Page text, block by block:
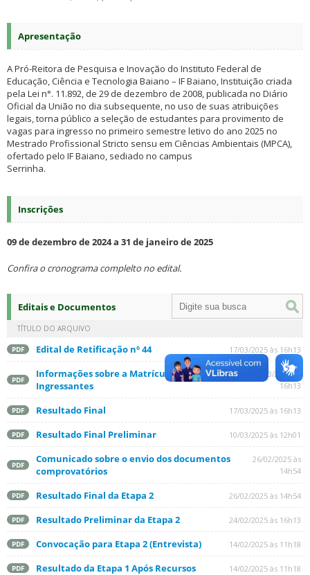
Apresentação
A Pró-Reitora de Pesquisa e Inovação do Instituto Federal de
Educação, Ciência e Tecnologia Baiano – IF Baiano, Instituição criada
pela Lei n°. 11.892, de 29 de dezembro de 2008, publicada no Diário
Oficial da União no dia subsequente, no uso de suas atribuições
legais, torna público a seleção de estudantes para provimento de
vagas para ingresso no primeiro semestre letivo do ano 2025 no
Mestrado Profissional Stricto sensu em Ciências Ambientais (MPCA),
ofertado pelo IF Baiano, sediado no campus
Serrinha.
Inscrições
09 de dezembro de 2024 a 31 de janeiro de 2025
Confira o cronograma complelto no edital.
Editais e Documentos
TÍTULO DO ARQUIVO
PDF Edital de Retificação nº 44 17/03/2025 às 16h13
PDF
Informações sobre a Matrícula dos
Ingressantes
17/03/2025 às
16h13
PDF Resultado Final 17/03/2025 às 16h13
PDF Resultado Final Preliminar 10/03/2025 às 12h01
PDF
Comunicado sobre o envio dos documentos
comprovatórios
26/02/2025 às
14h54
PDF Resultado Final da Etapa 2 26/02/2025 às 14h54
PDF Resultado Preliminar da Etapa 2 24/02/2025 às 16h13
PDF Convocação para Etapa 2 (Entrevista) 14/02/2025 às 11h18
PDF Resultado da Etapa 1 Após Recursos 14/02/2025 às 11h18